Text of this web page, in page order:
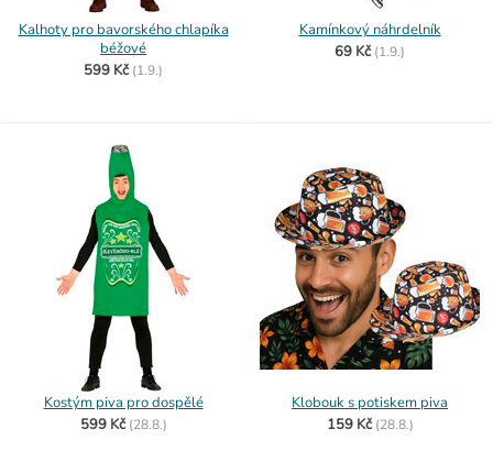
Kalhoty pro bavorského chlapíka
béžové
599 Kč (1.9.)
Kamínkový náhrdelník
69 Kč (1.9.)
Kostým piva pro dospělé
599 Kč (28.8.)
Klobouk s potiskem piva
159 Kč (28.8.)